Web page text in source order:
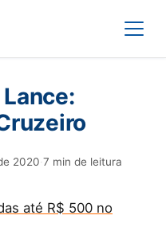
Abrir
2020·7 min de leitura
até R$ 500 no